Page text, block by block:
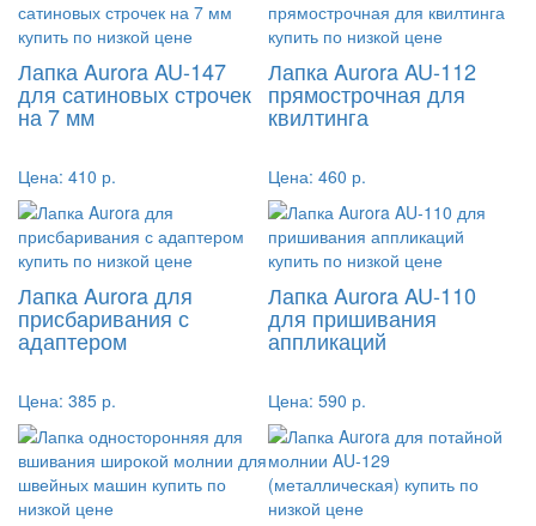
Лапка Aurora AU-147
для сатиновых строчек
на 7 мм
Цена: 410 р.
Лапка Aurora AU-112
прямострочная для
квилтинга
Цена: 460 р.
Лапка Aurora для
присбаривания с
адаптером
Цена: 385 р.
Лапка Aurora AU-110
для пришивания
аппликаций
Цена: 590 р.